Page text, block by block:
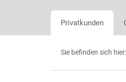
Privatkunden
Sie befinden sich hier: